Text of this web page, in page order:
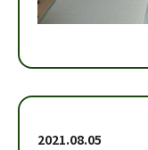
2021.08.05